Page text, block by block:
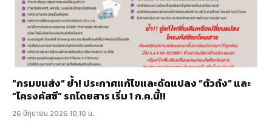
“กรมขนส่ง” ย้ำ! ประกาศแก้ไขและดัดแปลง “ตัวถัง” และ
“โครงคัสซี” รถโดยสาร เริ่ม 1 ก.ค.นี้!!
26 มิถุนายน 2026 10:10 น.